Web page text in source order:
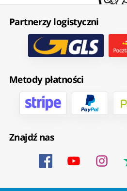
Partnerzy logistyczni
Metody płatności
Znajdź nas